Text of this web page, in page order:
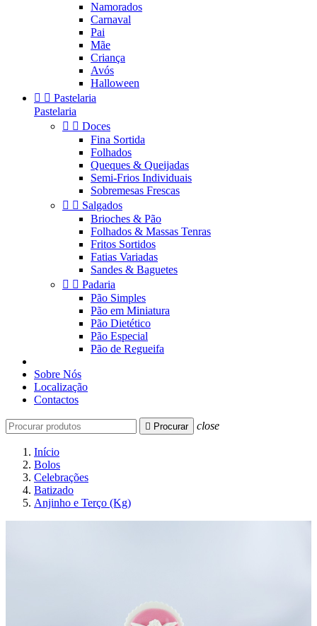
Namorados
Carnaval
Pai
Mãe
Criança
Avós
Halloween
  Pastelaria
Pastelaria
  Doces
Fina Sortida
Folhados
Queques & Queijadas
Semi-Frios Individuais
Sobremesas Frescas
  Salgados
Brioches & Pão
Folhados & Massas Tenras
Fritos Sortidos
Fatias Variadas
Sandes & Baguetes
  Padaria
Pão Simples
Pão em Miniatura
Pão Dietético
Pão Especial
Pão de Regueifa
Sobre Nós
Localização
Contactos
 Procurar close
Início
Bolos
Celebrações
Batizado
Anjinho e Terço (Kg)